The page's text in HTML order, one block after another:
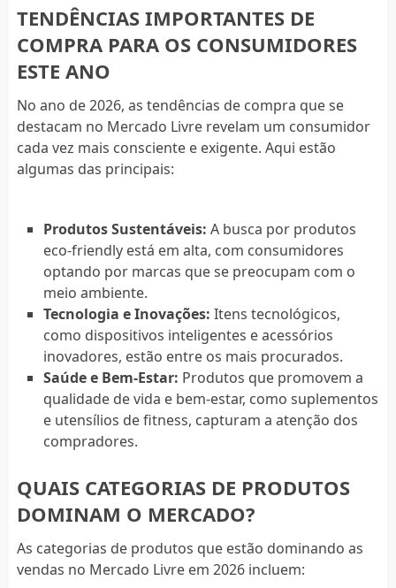
TENDÊNCIAS IMPORTANTES DE
COMPRA PARA OS CONSUMIDORES
ESTE ANO
No ano de 2026, as tendências de compra que se
destacam no Mercado Livre revelam um consumidor
cada vez mais consciente e exigente. Aqui estão
algumas das principais:
Produtos Sustentáveis: A busca por produtos
eco-friendly está em alta, com consumidores
optando por marcas que se preocupam com o
meio ambiente.
Tecnologia e Inovações: Itens tecnológicos,
como dispositivos inteligentes e acessórios
inovadores, estão entre os mais procurados.
Saúde e Bem-Estar: Produtos que promovem a
qualidade de vida e bem-estar, como suplementos
e utensílios de fitness, capturam a atenção dos
compradores.
QUAIS CATEGORIAS DE PRODUTOS
DOMINAM O MERCADO?
As categorias de produtos que estão dominando as
vendas no Mercado Livre em 2026 incluem: